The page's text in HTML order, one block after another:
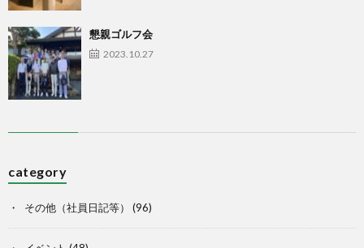
懇親ゴルフ会
2023.10.27
category
その他（社員日記等） (96)